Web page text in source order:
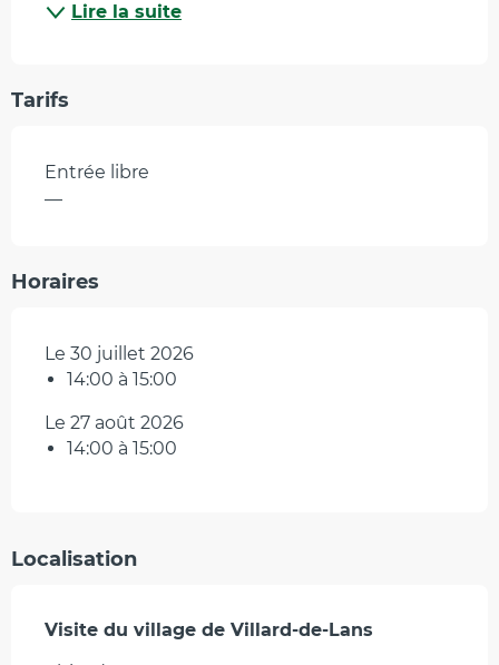
Lire la suite
Tarifs
Entrée libre
—
Horaires
Le 30 juillet 2026
14:00 à 15:00
Le 27 août 2026
14:00 à 15:00
Localisation
Visite du village de Villard-de-Lans